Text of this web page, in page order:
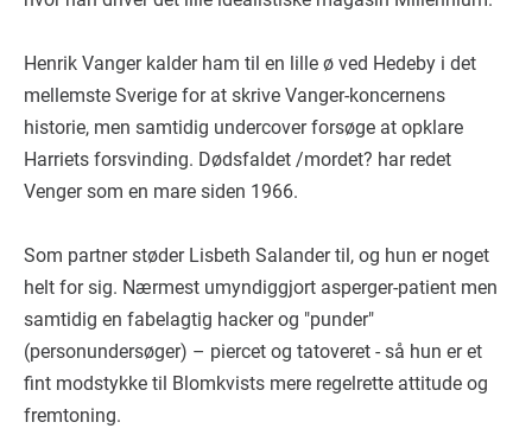
Henrik Vanger kalder ham til en lille ø ved Hedeby i det
mellemste Sverige for at skrive Vanger-koncernens
historie, men samtidig undercover forsøge at opklare
Harriets forsvinding. Dødsfaldet /mordet? har redet
Venger som en mare siden 1966.
Som partner støder Lisbeth Salander til, og hun er noget
helt for sig. Nærmest umyndiggjort asperger-patient men
samtidig en fabelagtig hacker og "punder"
(personundersøger) – piercet og tatoveret - så hun er et
fint modstykke til Blomkvists mere regelrette attitude og
fremtoning.